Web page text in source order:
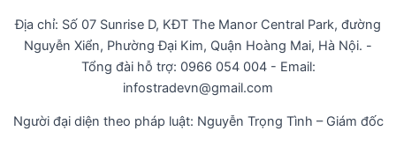
Địa chỉ: Số 07 Sunrise D, KĐT The Manor Central Park, đường
Nguyễn Xiển, Phường Đại Kim, Quận Hoàng Mai, Hà Nội. -
Tổng đài hỗ trợ: 0966 054 004 - Email:
infostradevn@gmail.com
Người đại diện theo pháp luật: Nguyễn Trọng Tình – Giám đốc